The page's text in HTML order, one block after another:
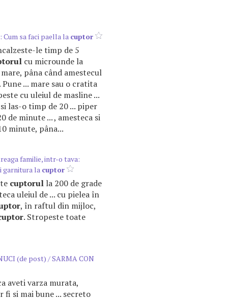
Cum sa faci paella la cuptor
le timp de 5
cu microunde la
pâna când amestecul
... mare sau o cratita
cu uleiul de masline ...
las-o timp de 20 ... piper
de minute ... , amesteca si
minute, pâna...
familie, intr-o tava:
garnitura la cuptor
cuptorul la 200 de grade
uleiul de ... cu pielea în
, în raftul din mijloc,
. Stropeste toate
(de post) / SARMA CON
aveti varza murata,
fi si mai bune ... secreto